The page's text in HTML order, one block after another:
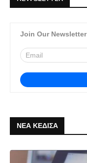
Join Our Newsletter
ΝΕΑ ΚΕΔΙΣΑ